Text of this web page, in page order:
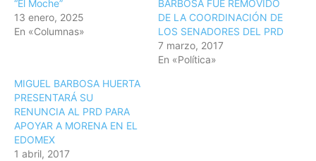
“El Moche”
13 enero, 2025
En «Columnas»
BARBOSA FUE REMOVIDO
DE LA COORDINACIÓN DE
LOS SENADORES DEL PRD
7 marzo, 2017
En «Política»
MIGUEL BARBOSA HUERTA
PRESENTARÁ SU
RENUNCIA AL PRD PARA
APOYAR A MORENA EN EL
EDOMEX
1 abril, 2017